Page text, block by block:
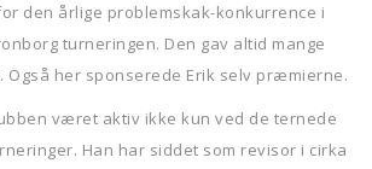
den årlige problemskak-konkurrence i
turneringen. Den gav altid mange
Også her sponserede Erik selv præmierne.
været aktiv ikke kun ved de ternede
Han har siddet som revisor i cirka